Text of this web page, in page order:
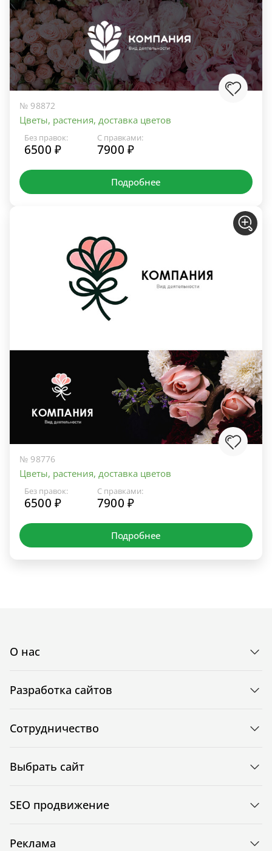
№ 98872
Цветы, растения, доставка цветов
Без правок:
6500 ₽
С правками:
7900 ₽
Подробнее
№ 98776
Цветы, растения, доставка цветов
Без правок:
6500 ₽
С правками:
7900 ₽
Подробнее
О нас
Разработка сайтов
Сотрудничество
Выбрать сайт
SEO продвижение
Реклама